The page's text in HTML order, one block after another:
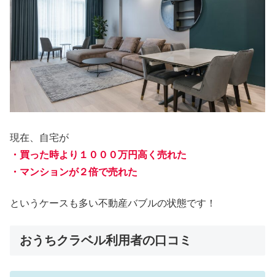
現在、自宅が
・買った時より１０００万円高く売れた
・マンションが２倍で売れた
というケースも多い不動産バブルの状態です！
おうちクラベル利用者の口コミ